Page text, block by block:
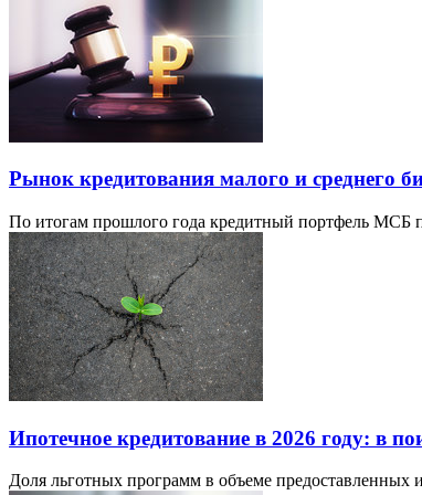
Рынок кредитования малого и среднего
По итогам прошлого года кредитный портфель МСБ
Ипотечное кредитование в 2026 году: в
Доля льготных программ в объеме предоставленных